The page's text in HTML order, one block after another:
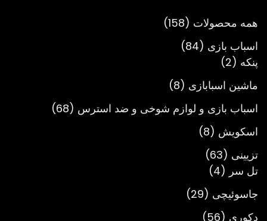
همه محصولات
158
158
اسباب بازی 84
84
پنکه 2
2
محصول
ماشین اسبابازی 8
8
اسباب بازی و لوازم شوخی و ضد استرس 68
68
اسکویش 8
8
تزیینی 63
63
محصول
تل سر 4
4
محصول
جاسوئیچی 29
29
دکوری 56
56